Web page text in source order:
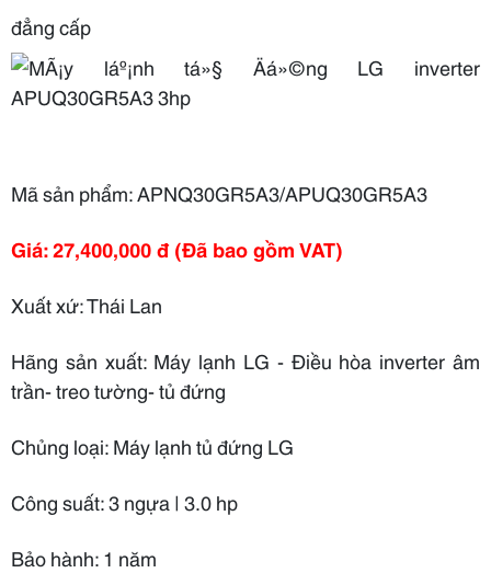
đẳng cấp
Mã sản phẩm:APNQ30GR5A3/APUQ30GR5A3
Giá:27,400,000 đ(Đã bao gồm VAT)
Xuất xứ:Thái Lan
Hãng sản xuất: Máy lạnh LG - Điều hòa inverter âm
trần- treo tường- tủ đứng
Chủng loại:Máy lạnh tủ đứng LG
Công suất:3 ngựa | 3.0 hp
Bảo hành:1 năm